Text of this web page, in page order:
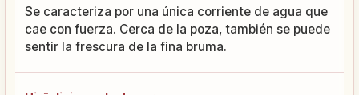
Se caracteriza por una única corriente de agua que
cae con fuerza. Cerca de la poza, también se puede
sentir la frescura de la fina bruma.